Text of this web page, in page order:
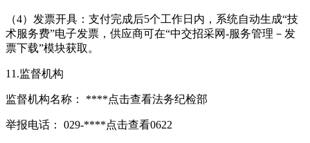
（4）发票开具：支付完成后5个工作日内，系统自动生成“技
术服务费”电子发票，供应商可在“中交招采网-服务管理－发
票下载”模块获取。
11.监督机构
监督机构名称： ****点击查看法务纪检部
举报电话： 029-****点击查看0622